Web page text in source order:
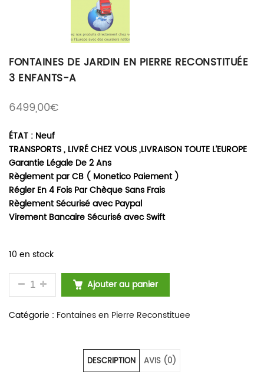
FONTAINES DE JARDIN EN PIERRE RECONSTITUÉE
3 ENFANTS-A
6499,00€
ÉTAT : Neuf
TRANSPORTS , LIVRÉ CHEZ VOUS ,LIVRAISON TOUTE L’EUROPE
Garantie Légale De 2 Ans
Règlement par CB ( Monetico Paiement )
Régler En 4 Fois Par Chèque Sans Frais
Règlement Sécurisé avec Paypal
Virement Bancaire Sécurisé avec Swift
10 en stock
QUANTITÉ DE FONTAINES DE JARDIN EN PIERRE
Ajouter au panier
Catégorie : Fontaines en Pierre Reconstituee
DESCRIPTION AVIS (0)